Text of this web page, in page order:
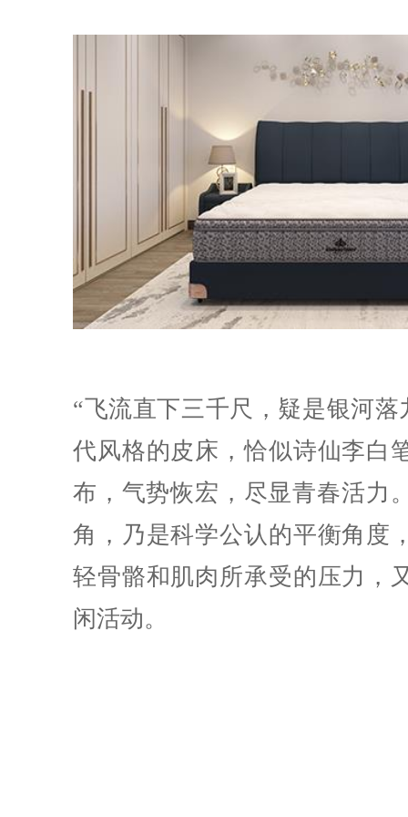
“飞流直下三千尺，疑是银河
代风格的皮床，恰似诗仙李白
布，气势恢宏，尽显青春活力
角，乃是科学公认的平衡角度
轻骨骼和肌肉所承受的压力，
闲活动。